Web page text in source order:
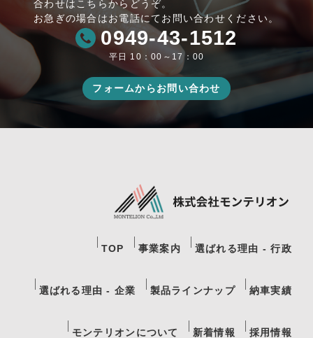
合わせはこちらからどうぞ。
お急ぎの場合はお電話にてお問い合わせください。
0949-43-1512
平日 10：00～17：00
フォームからお問い合わせ
TOP 事業案内 選ばれる理由 - 行政
選ばれる理由 - 企業 製品ラインナップ 納車実績
モンテリオンについて 新着情報 採用情報